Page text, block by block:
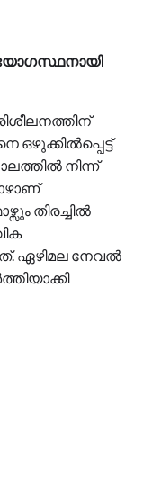
ഒഴുക്കിൽപ്പെട്ട്
നിന്ന്
തിരച്ചിൽ
ഏഴിമല നേവൽ